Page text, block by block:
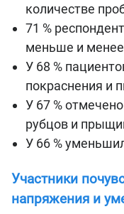
количестве
71 %
меньше и
У 68 %
покраснения и
У 67 %
рубцов и
У 66 %
Участники
напряжения и